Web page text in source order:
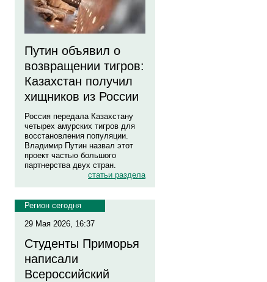
Путин объявил о
возвращении тигров:
Казахстан получил
хищников из России
Россия передала Казахстану
четырех амурских тигров для
восстановления популяции.
Владимир Путин назвал этот
проект частью большого
партнерства двух стран.
статьи раздела
Регион сегодня
29 Мая 2026, 16:37
Студенты Приморья
написали
Всероссийский